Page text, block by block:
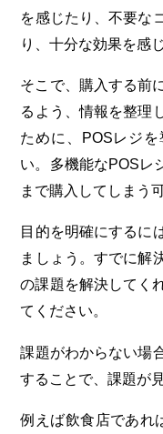
を感じたり、不要な
り、十分な効果を感
そこで、購入する前
るよう、情報を整理
ために、POSレジ
い。多機能なPOSレ
まで購入してしまう
目的を明確にするに
ましょう。すでに解
の課題を解決してく
てください。
課題がわからない場
することで、課題が
例えば飲食店であれ